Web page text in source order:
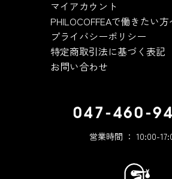
マイアカウント
PHILOCOFFEAで働きたい方
プライバシーポリシー
特定商取引法に基づく表記
お問い合わせ
047-460-
営業時間 ： 10:00-